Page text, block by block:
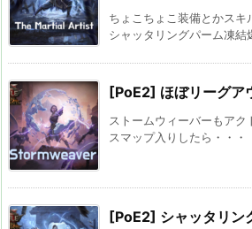
ちょこちょこ装備とかスキ
シャッタリングパーム凍結
[PoE2] ほぼリーグア
ストームウィーバーもアク
スマップ入りしたら・・・
[PoE2] シャッタリン